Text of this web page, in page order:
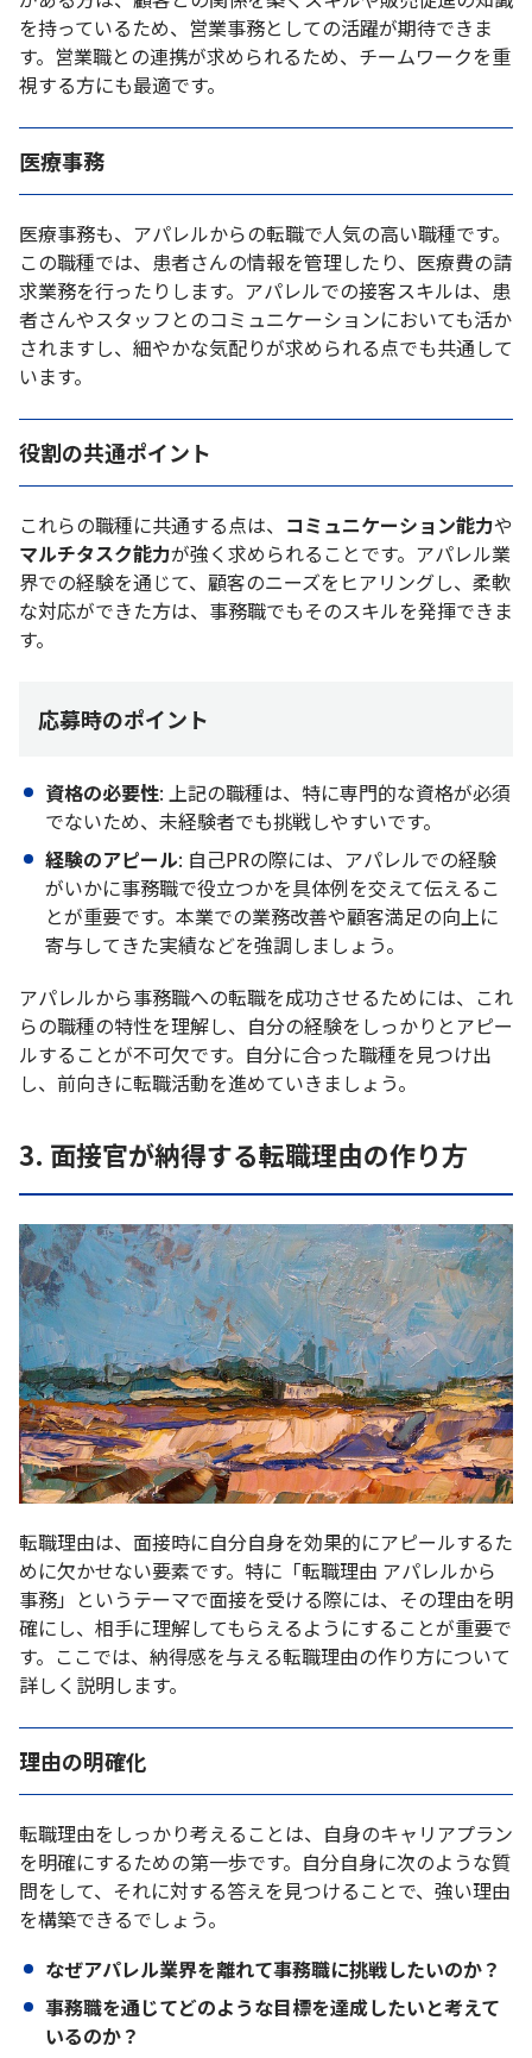
を持っているため、営業事務としての活躍が期待できま
す。営業職との連携が求められるため、チームワークを重
視する方にも最適です。
医療事務
医療事務も、アパレルからの転職で人気の高い職種です。
この職種では、患者さんの情報を管理したり、医療費の請
求業務を行ったりします。アパレルでの接客スキルは、患
者さんやスタッフとのコミュニケーションにおいても活か
されますし、細やかな気配りが求められる点でも共通して
います。
役割の共通ポイント
これらの職種に共通する点は、 コミュニケーション能力や
マルチタスク能力が強く求められることです。アパレル業
界での経験を通じて、顧客のニーズをヒアリングし、柔軟
な対応ができた方は、事務職でもそのスキルを発揮できま
す。
応募時のポイント
資格の必要性: 上記の職種は、特に専門的な資格が必須
でないため、未経験者でも挑戦しやすいです。
経験のアピール: 自己PRの際には、アパレルでの経験
がいかに事務職で役立つかを具体例を交えて伝えるこ
とが重要です。本業での業務改善や顧客満足の向上に
寄与してきた実績などを強調しましょう。
アパレルから事務職への転職を成功させるためには、これ
らの職種の特性を理解し、自分の経験をしっかりとアピー
ルすることが不可欠です。自分に合った職種を見つけ出
し、前向きに転職活動を進めていきましょう。
3. 面接官が納得する転職理由の作り方
転職理由は、面接時に自分自身を効果的にアピールするた
めに欠かせない要素です。特に「転職理由 アパレルから
事務」というテーマで面接を受ける際には、その理由を明
確にし、相手に理解してもらえるようにすることが重要で
す。ここでは、納得感を与える転職理由の作り方について
詳しく説明します。
理由の明確化
転職理由をしっかり考えることは、自身のキャリアプラン
を明確にするための第一歩です。自分自身に次のような質
問をして、それに対する答えを見つけることで、強い理由
を構築できるでしょう。
なぜアパレル業界を離れて事務職に挑戦したいのか？
事務職を通じてどのような目標を達成したいと考えて
いるのか？